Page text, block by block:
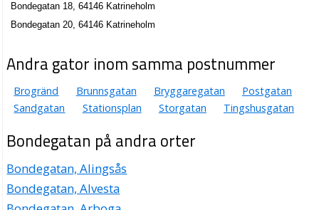
Bondegatan 18, 64146 Katrineholm
Bondegatan 20, 64146 Katrineholm
Andra gator inom samma postnummer
Brogränd Brunnsgatan Bryggaregatan
Postgatan
Sandgatan
Stationsplan Storgatan Tingshusgatan
Bondegatan på andra orter
Bondegatan, Alingsås
Bondegatan, Alvesta